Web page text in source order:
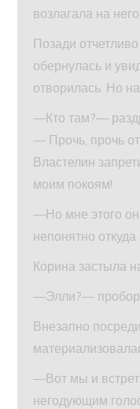
возлагала на
Позади
обернулась и
отворилась. Но
—Кто там?—
— Прочь, прочь
Властелин
моим покоям!
—Но мне этого
непонятно
Корина застыла
—Элли?—
Внезапно
—Вот мы и
негодующим